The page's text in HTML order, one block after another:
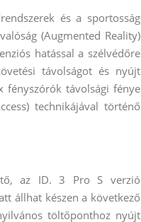
és a sportosság
(Augmented Reality)
hatással a szélvédőre
távolságot és nyújt
fényszórók távolsági fénye
technikájával történő
az ID. 3 Pro S verzió
állhat készen a következő
töltőponthoz nyújt